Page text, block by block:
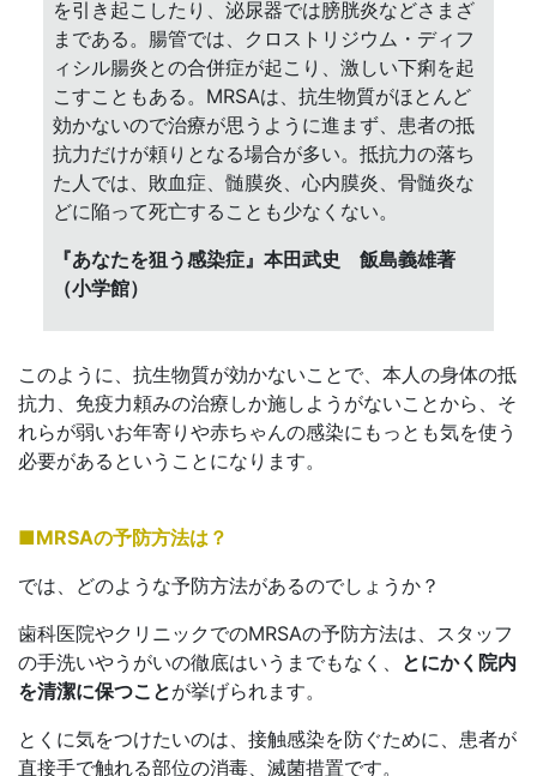
を引き起こしたり、泌尿器では膀胱炎などさまざ
まである。腸管では、クロストリジウム・ディフ
ィシル腸炎との合併症が起こり、激しい下痢を起
こすこともある。MRSAは、抗生物質がほとんど
効かないので治療が思うように進まず、患者の抵
抗力だけが頼りとなる場合が多い。抵抗力の落ち
た人では、敗血症、髄膜炎、心内膜炎、骨髄炎な
どに陥って死亡することも少なくない。
『あなたを狙う感染症』本田武史 飯島義雄著
（小学館）
このように、抗生物質が効かないことで、本人の身体の抵
抗力、免疫力頼みの治療しか施しようがないことから、そ
れらが弱いお年寄りや赤ちゃんの感染にもっとも気を使う
必要があるということになります。
■MRSAの予防方法は？
では、どのような予防方法があるのでしょうか？
歯科医院やクリニックでのMRSAの予防方法は、スタッフ
の手洗いやうがいの徹底はいうまでもなく、 とにかく院内
を清潔に保つことが挙げられます。
とくに気をつけたいのは、接触感染を防ぐために、患者が
直接手で触れる部位の消毒、滅菌措置です。